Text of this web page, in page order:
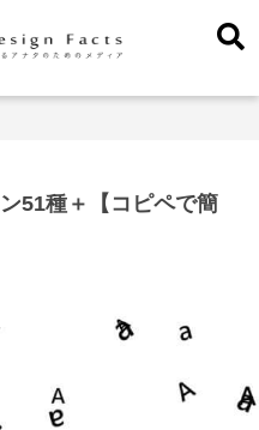
51種＋【コピペで簡